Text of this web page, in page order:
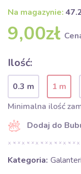
Na magazynie:
9,00zł
Ilość:
0.3 m 1 m
Minimalna ilość
Dodaj do
Kategoria: